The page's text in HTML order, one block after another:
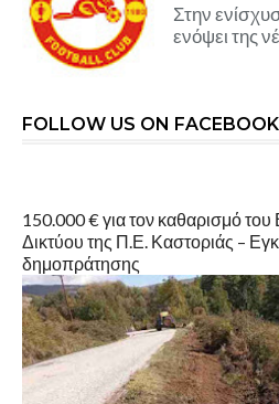
Στην
ενόψει της
FOLLOW US ON FACEBOOK
150.000 € για τον καθαρισμό
Δικτύου της Π.Ε. Καστοριάς –
δημοπράτησης